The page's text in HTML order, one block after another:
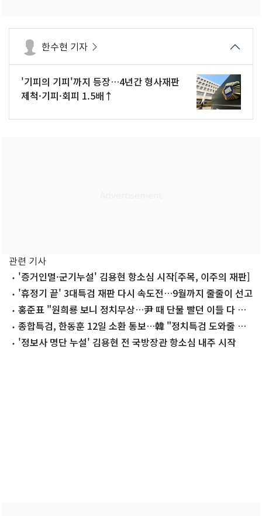
한수현 기자
'기피의 기피'까지 등장…4년간 형사재판
제척·기피·회피 1.5배↑
관련 기사
'증거인멸·군기누설' 김용현 항소심 시작[주목, 이주의 재판]
'휴정기 끝' 3대특검 재판 다시 속도전…9월까지 줄줄이 선고
홍준표 "원희룡 보니 정치무상…尹 때 단물 빨던 이들 다 어
디 갔나"
종합특검, 한동훈 12일 소환 통보…韓 "정치특검 도와줄 생
각 없다"(종합)
'정보사 명단 누설' 김용현 전 국방장관 항소심 내주 시작